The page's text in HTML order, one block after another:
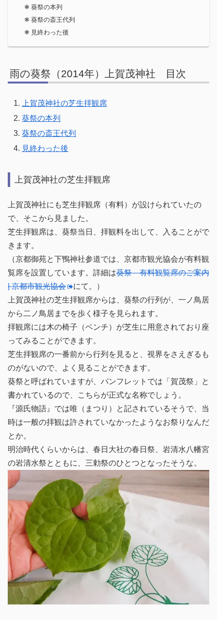
葵祭の本列
葵祭の斎王代列
見終わった後
雨の葵祭（2014年）上賀茂神社 目次
上賀茂神社の芝生拝観席
葵祭の本列
葵祭の斎王代列
見終わった後
上賀茂神社の芝生拝観席
上賀茂神社にも芝生拝観席（有料）が設けられていたの
で、そこから見ました。
芝生拝観席は、葵祭当日、拝観料を出して、入ることがで
きます。
（京都御苑と下鴨神社参道では、京都市観光協会が有料観
覧席を設置しています。詳細は葵祭 有料観覧席のご案内
| 京都市観光協会
にて。）
上賀茂神社の芝生拝観席からは、葵祭の行列が、一ノ鳥居
から二ノ鳥居までを歩く様子を見られます。
拝観席には木の椅子（ベンチ）が芝生に用意されており座
ってみることができます。
芝生拝観席の一番前から行列を見ると、視界をさえぎるも
のがないので、よく見ることができます。
葵祭と呼ばれていますが、パンフレットでは「賀茂祭」と
書かれているので、こちらが正式な名称でしょう。
『源氏物語』では唯（まつり）と記されているそうで、当
時は一般の拝観は許されていなかったようなお祭りなんだ
とか。
明治時代くらいからは、春日大社の春日祭、岩清水八幡宮
の岩清水祭とともに、三勅祭のひとつとなったそうな。